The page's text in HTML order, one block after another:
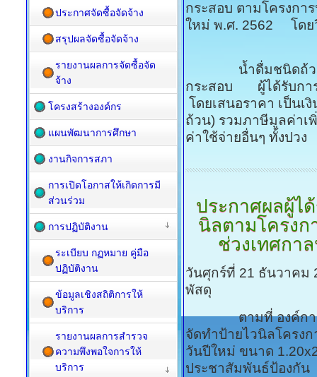
กระสอบ ตามโครงกา
ใหม่ พ.ศ. 2562 โดย
น้ำดื่มชนิดถ้วย จำ
กระสอบ ผู้ได้รับกา
โดยเสนอราคา เป็นเ
ถ้วน) รวมภาษีมูลค่าเ
ค่าใช้จ่ายอื่นๆ ทั้งปวง
ประกาศผลผู้ไ
นิลตามโครง
ช่วงเทศกา
วันศุกร์ที่ 21 ธันวาคม
พัสดุ
ตามที่ องค์การบริห
จัดทำป้ายไวนิลโครง
วันปีใหม่ ขนาด
ประชาสัมพันธ์ป้องกั
ประกาศจัดซื้อจัดจ้าง
สรุปผลจัดซื้อจัดจ้าง
รายงานผลการจัดซื้อจัด
จ้าง
โครงสร้างองค์กร
แผนพัฒนาการศึกษา
งานกิจการสภา
การเปิดโอกาสให้เกิดการมี
ส่วนร่วม
การปฏิบัติงาน
ระเบียบ กฏหมาย คู่มือ
ปฏิบัติงาน
ข้อมูลเชิงสถิติการให้
บริการ
รายงานผลการสำรวจ
ความพึงพอใจการให้
บริการ